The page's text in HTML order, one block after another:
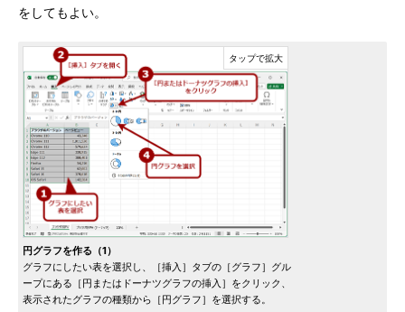
をしてもよい。
円グラフを作る（1）
グラフにしたい表を選択し、［挿入］タブの［グラフ］グル
ープにある［円またはドーナツグラフの挿入］をクリック、
表示されたグラフの種類から［円グラフ］を選択する。